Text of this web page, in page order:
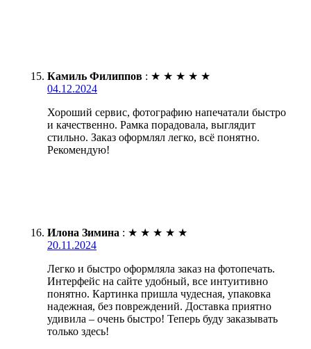
Камиль Филиппов : ★ ★ ★ ★ ★
04.12.2024
Хороший сервис, фотографию напечатали быстро
и качественно. Рамка порадовала, выглядит
стильно. Заказ оформлял легко, всё понятно.
Рекомендую!
Илона Зимина : ★ ★ ★ ★ ★
20.11.2024
Легко и быстро оформляла заказ на фотопечать.
Интерфейс на сайте удобный, все интуитивно
понятно. Картинка пришла чудесная, упаковка
надежная, без повреждений. Доставка приятно
удивила – очень быстро! Теперь буду заказывать
только здесь!